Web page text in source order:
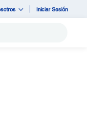
Iniciar Sesión